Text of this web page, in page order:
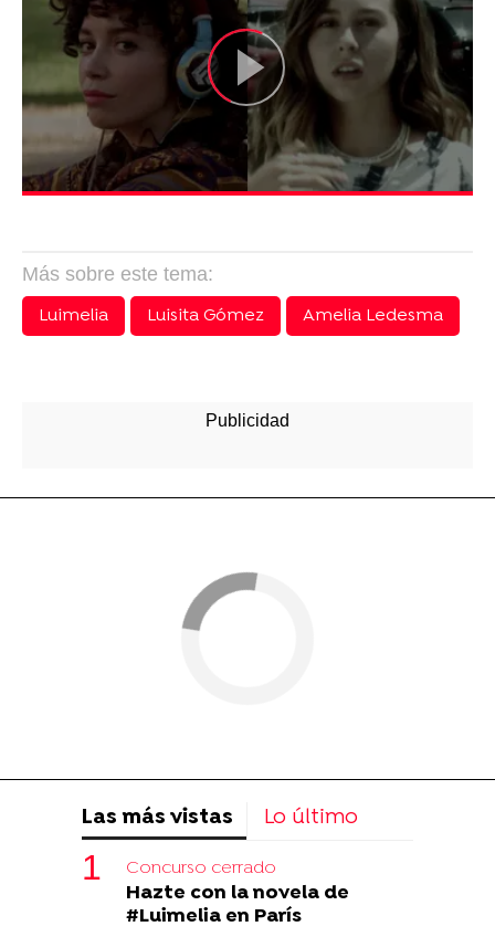
Más sobre este tema:
Luimelia
Luisita Gómez Amelia Ledesma
Las más vistas Lo último
Concurso cerrado
Hazte con la novela de
#Luimelia en París